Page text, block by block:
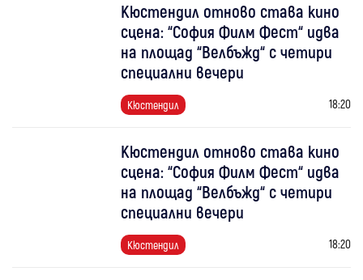
Кюстендил отново става кино
сцена: “София Филм Фест“ идва
на площад “Велбъжд“ с четири
специални вечери
Кюстендил 18:20
Кюстендил отново става кино
сцена: “София Филм Фест“ идва
на площад “Велбъжд“ с четири
специални вечери
Кюстендил 18:20